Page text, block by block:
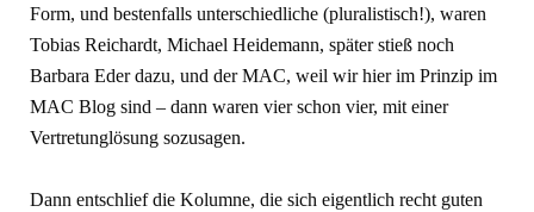
Form, und bestenfalls unterschiedliche (pluralistisch!), waren
Tobias Reichardt, Michael Heidemann, später stieß noch
Barbara Eder dazu, und der MAC, weil wir hier im Prinzip im
MAC Blog sind – dann waren vier schon vier, mit einer
Vertretunglösung sozusagen.
Dann entschlief die Kolumne, die sich eigentlich recht guten